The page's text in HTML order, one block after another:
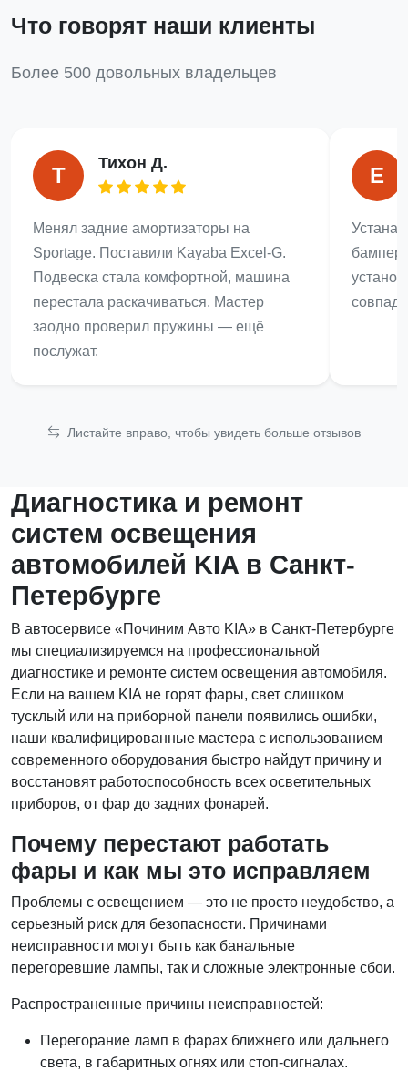
Что говорят наши клиенты
Более 500 довольных владельцев
Т
Тихон Д.
Менял задние амортизаторы на
Sportage. Поставили Kayaba Excel-G.
Подвеска стала комфортной, машина
перестала раскачиваться. Мастер
заодно проверил пружины — ещё
послужат.
Е
бампер
Листайте вправо, чтобы увидеть больше отзывов
Диагностика и ремонт
систем освещения
автомобилей KIA в Санкт-
Петербурге
В автосервисе «Починим Авто KIA» в Санкт-Петербурге
мы специализируемся на профессиональной
диагностике и ремонте систем освещения автомобиля.
Если на вашем KIA не горят фары, свет слишком
тусклый или на приборной панели появились ошибки,
наши квалифицированные мастера с использованием
современного оборудования быстро найдут причину и
восстановят работоспособность всех осветительных
приборов, от фар до задних фонарей.
Почему перестают работать
фары и как мы это исправляем
Проблемы с освещением — это не просто неудобство, а
серьезный риск для безопасности. Причинами
неисправности могут быть как банальные
перегоревшие лампы, так и сложные электронные сбои.
Распространенные причины неисправностей:
Перегорание ламп в фарах ближнего или дальнего
света, в габаритных огнях или стоп-сигналах.